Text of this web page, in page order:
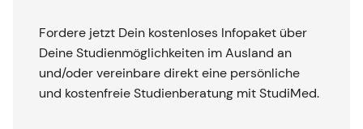
Fordere jetzt Dein kostenloses Infopaket über
Deine Studienmöglichkeiten im Ausland an
und/oder vereinbare direkt eine persönliche
und kostenfreie Studienberatung mit StudiMed.